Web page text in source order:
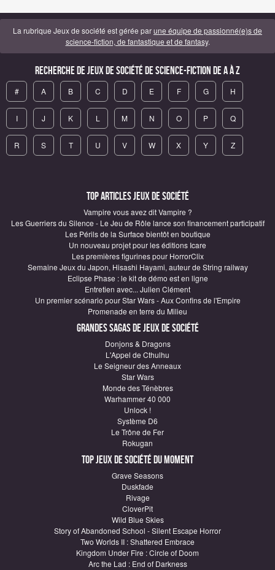
La rubrique Jeux de société est gérée parune équipe de passionné(e)s de
science-fiction, de fantastique et de fantasy.
Recherche de Jeux de société de science-fiction de A à Z
# A B C D E F G H
I J K L M N O P Q
R S T U V W X Y Z
Top articles Jeux de société
Vampire vous avez dit Vampire ?
Les Guerriers du Silence - Le Jeu de Rôle lance son financement participatif
Les Périls de la Surface bientôt en boutique
Un nouveau projet pour les éditions Icare
Les premières figurines pour HorrorClix
Semaine Jeux du Japon, Hisashi Hayami, auteur de String railway
Eclipse Phase : le kit de démo est en ligne
Entretien avec... Julien Clément
Un premier scénario pour Star Wars - Aux Confins de l'Empire
Promenade en terre du Milieu
Grandes sagas de Jeux de société
Donjons & Dragons
L'Appel de Cthulhu
Le Seigneur des Anneaux
Star Wars
Monde des Ténèbres
Warhammer 40 000
Unlock !
Système D6
Le Trône de Fer
Rokugan
Top Jeux de société du moment
Grave Seasons
Duskfade
Rivage
CloverPit
Wild Blue Skies
Story of Abandoned School - Silent Escape Horror
Two Worlds II : Shattered Embrace
Kingdom Under Fire : Circle of Doom
Arc the Lad : End of Darkness